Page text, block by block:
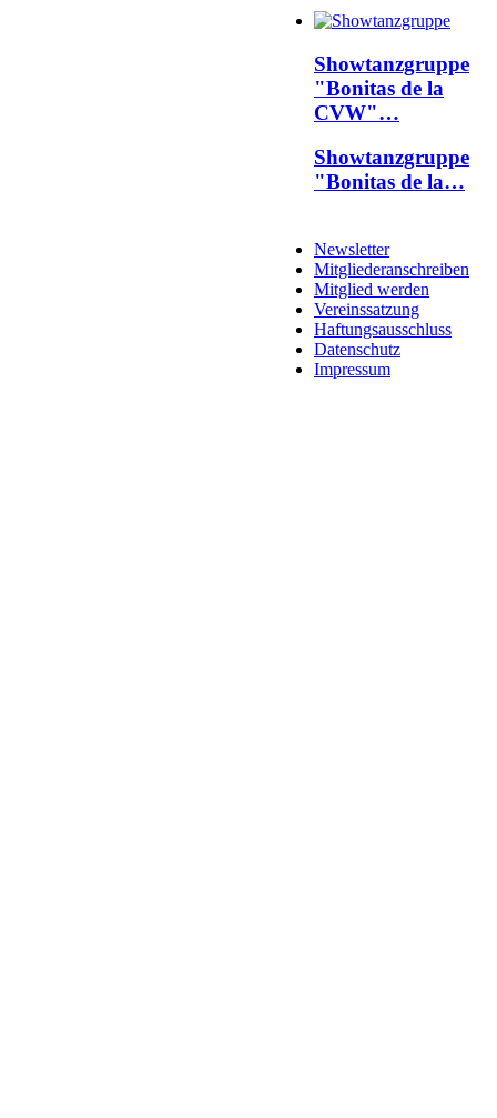
Showtanzgruppe
"Bonitas de la
CVW"…
Showtanzgruppe
"Bonitas de la…
Newsletter
Mitgliederanschreiben
Mitglied werden
Vereinssatzung
Haftungsausschluss
Datenschutz
Impressum